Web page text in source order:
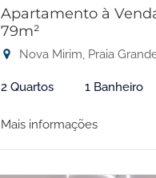
Apartamento à
79m²
Nova Mirim, Praia
2 Quartos 1 Banheiro
Mais informações